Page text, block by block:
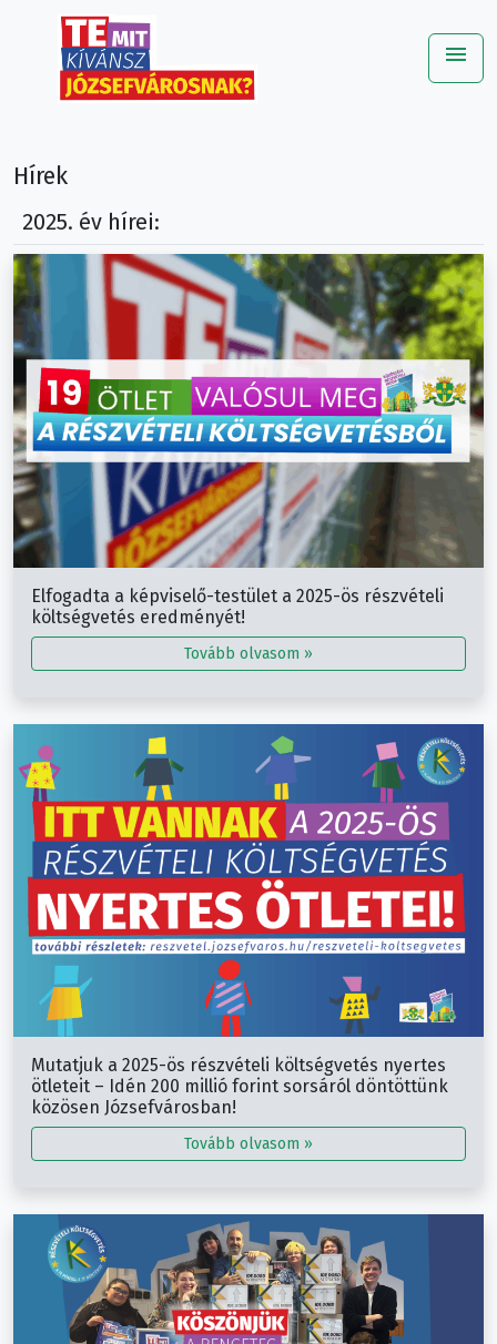
menu
Hírek
2025. év hírei:
Elfogadta a képviselő-testület a 2025-ös részvételi
költségvetés eredményét!
Tovább olvasom »
Mutatjuk a 2025-ös részvételi költségvetés nyertes
ötleteit – Idén 200 millió forint sorsáról döntöttünk
közösen Józsefvárosban!
Tovább olvasom »